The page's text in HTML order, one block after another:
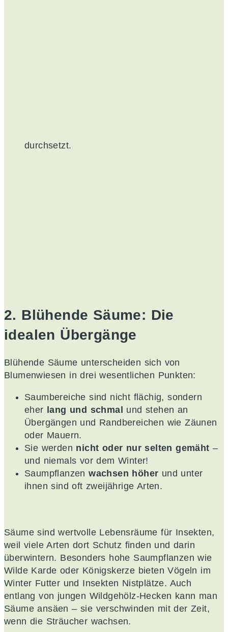
durchsetzt.
2. Blühende Säume: Die
idealen Übergänge
Blühende Säume unterscheiden sich von
Blumenwiesen in drei wesentlichen Punkten:
Saumbereiche sind nicht flächig, sondern
eher lang und schmal und stehen an
Übergängen und Randbereichen wie Zäunen
oder Mauern.
Sie werden nicht oder nur selten gemäht –
und niemals vor dem Winter!
Saumpflanzenwachsen höher und unter
ihnen sind oft zweijährige Arten.
Säume sind wertvolle Lebensräume für Insekten,
weil viele Arten dort Schutz finden und darin
überwintern. Besonders hohe Saumpflanzen wie
Wilde Karde oder Königskerze bieten Vögeln im
Winter Futter und Insekten Nistplätze. Auch
entlang von jungen Wildgehölz-Hecken kann man
Säume ansäen – sie verschwinden mit der Zeit,
wenn die Sträucher wachsen.